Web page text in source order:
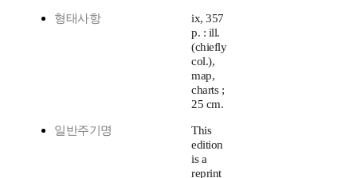
형태사항
ix, 357
p. : ill.
(chiefly
col.),
map,
charts ;
25 cm.
일반주기명
This
edition
is a
reprint